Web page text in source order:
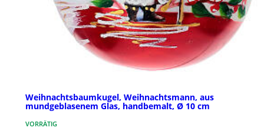
Weihnachtsbaumkugel, Weihnachtsmann, aus
mundgeblasenem Glas, handbemalt, Ø 10 cm
VORRÄTIG